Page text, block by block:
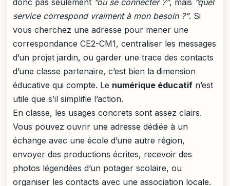
donc pas seulement “où se connecter ?”, mais “quel
service correspond vraiment à mon besoin ?”. Si
vous cherchez une adresse pour mener une
correspondance CE2-CM1, centraliser les messages
d’un projet jardin, ou garder une trace des contacts
d’une classe partenaire, c’est bien la dimension
éducative qui compte. Le numérique éducatif n’est
utile que s’il simplifie l’action.
En classe, les usages concrets sont assez clairs.
Vous pouvez ouvrir une adresse dédiée à un
échange avec une école d’une autre région,
envoyer des productions écrites, recevoir des
photos légendées d’un potager scolaire, ou
organiser les contacts avec une association locale.